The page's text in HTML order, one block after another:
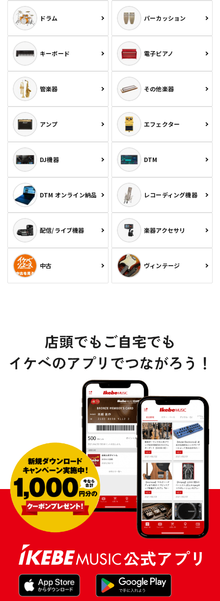
ドラム パーカッション
キーボード 電子ピアノ
管楽器 その他楽器
アンプ エフェクター
DJ機器 DTM
DTM オンライン納品 レコーディング機器
配信/ライブ機器 楽器アクセサリ
中古 ヴィンテージ